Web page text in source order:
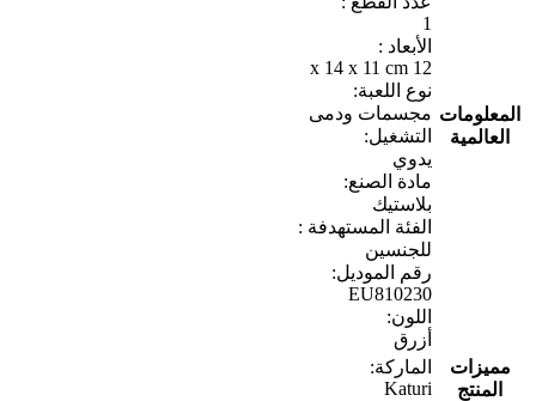
المعلومات
العالمية
1
الأبعاد :
12 x 14 x 11 cm
نوع اللعبة:
مجسمات ودمى
التشغيل:
يدوي
مادة الصنع:
بلاستيك
الفئة المستهدفة :
للجنسين
رقم الموديل:
EU810230
اللون:
أزرق
مميزات
المنتج
الماركة:
Katuri